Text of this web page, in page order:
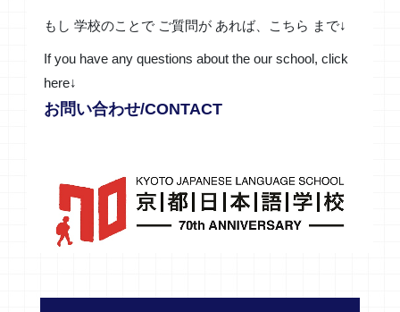
もし 学校のことで ご質問が あれば、こちら まで↓
If you have any questions about the our school, click
here↓
お問い合わせ/CONTACT